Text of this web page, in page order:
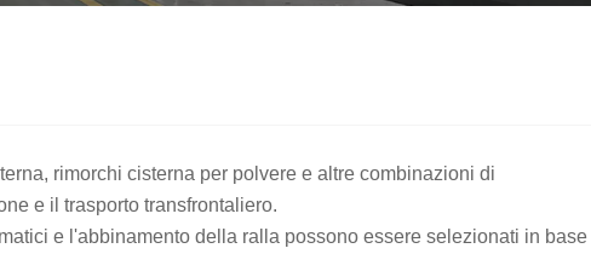
rimorchi cisterna per polvere e altre combinazioni di
e il trasporto transfrontaliero.
e l'abbinamento della ralla possono essere selezionati in base